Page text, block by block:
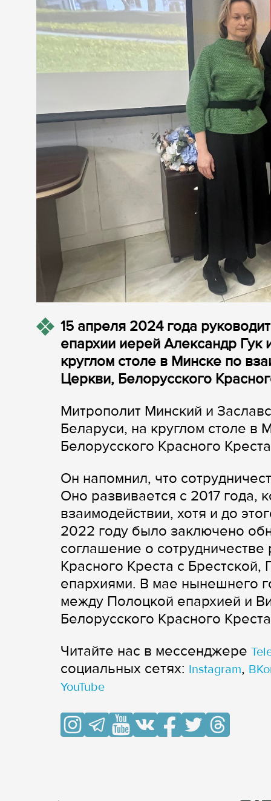
15 апреля 2024 года
епархии иерей Александр Гук
круглом столе в Минске по
Церкви, Белорусского
Митрополит Минский и
Беларуси, на круглом столе в
Белорусского Красного
Он напомнил, что
Оно развивается с 2017 года,
взаимодействии, хотя и до
2022 году было заключено
соглашение о
Красного Креста с
епархиями. В мае нынешнего
между Полоцкой епархией и
Белорусского Красного
Читайте нас в мессенджере
cоциальных сетях: Instagram,
YouTube